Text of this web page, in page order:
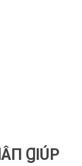
ꞬIÚΡ